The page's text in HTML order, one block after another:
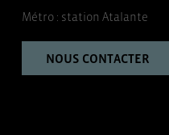
Métro : station Atalante
NOUS CONTACTER